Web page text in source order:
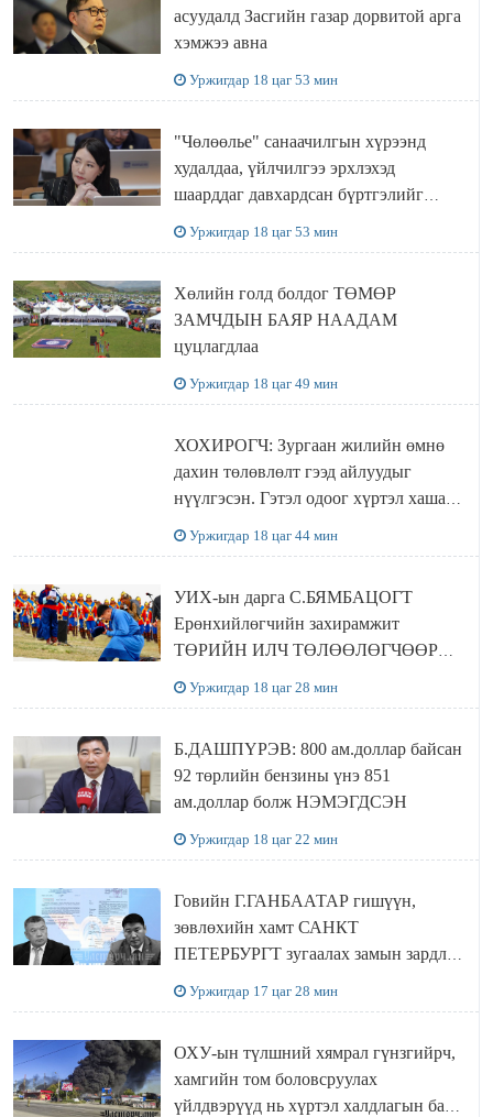
асуудалд Засгийн газар дорвитой арга
хэмжээ авна
Уржигдар 18 цаг 53 мин
"Чөлөөлье" санаачилгын хүрээнд
худалдаа, үйлчилгээ эрхлэхэд
шаарддаг давхардсан бүртгэлийг
Уржигдар 18 цаг 53 мин
Хөлийн голд болдог ТӨМӨР
ЗАМЧДЫН БАЯР НААДАМ
цуцлагдлаа
Уржигдар 18 цаг 49 мин
ХОХИРОГЧ: Зургаан жилийн өмнө
дахин төлөвлөлт гээд айлуудыг
нүүлгэсэн. Гэтэл одоог хүртэл хашаа
Уржигдар 18 цаг 44 мин
УИХ-ын дарга С.БЯМБАЦОГТ
Ерөнхийлөгчийн захирамжит
ТӨРИЙН ИЛЧ ТӨЛӨӨЛӨГЧӨӨР
Уржигдар 18 цаг 28 мин
Б.ДАШПҮРЭВ: 800 ам.доллар байсан
92 төрлийн бензины үнэ 851
ам.доллар болж НЭМЭГДСЭН
Уржигдар 18 цаг 22 мин
Говийн Г.ГАНБААТАР гишүүн,
зөвлөхийн хамт САНКТ
ПЕТЕРБУРГТ зугаалах замын зардлаа
Уржигдар 17 цаг 28 мин
ОХУ-ын түлшний хямрал гүнзгийрч,
хамгийн том боловсруулах
үйлдвэрүүд нь хүртэл халдлагын бай